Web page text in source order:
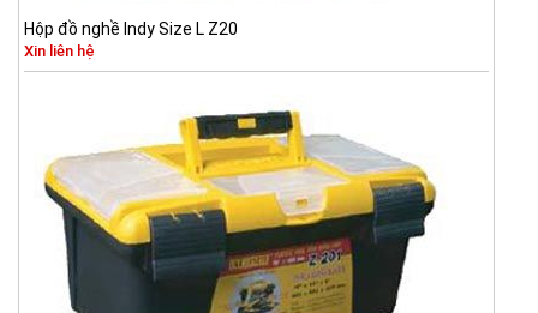
Hộp đồ nghề Indy Size L Z20
Xin liên hệ